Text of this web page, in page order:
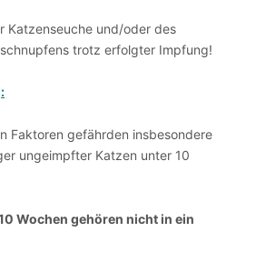
Katzenseuche und/oder des
trotz erfolgter Impfung!
Faktoren gefährden insbesondere
ungeimpfter Katzen unter 10
Wochen gehören nicht in ein